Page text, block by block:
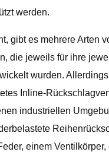
werden.
gibt es mehrere Arten
die jeweils für ihre
wurden.
Inline-
industriellen
einem